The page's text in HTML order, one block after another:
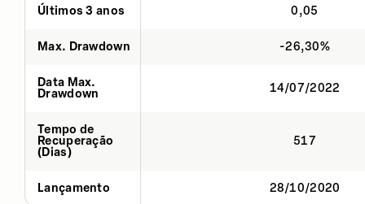
Últimos 3 anos 0,05
Max. Drawdown -26,30%
Data Max.
Drawdown
14/07/2022
Tempo de
Recuperação
(Dias)
517
Lançamento
28/10/2020